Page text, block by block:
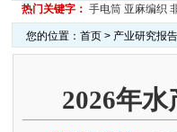
热门关键字： 手电筒 亚麻编织
您的位置： 首页> 产业研究报告
2026年